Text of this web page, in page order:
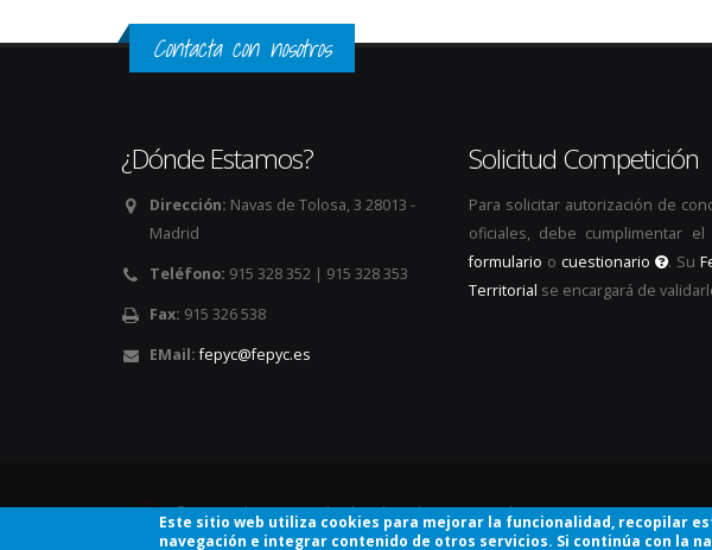
Contacta con nosotros
¿Dónde Estamos?
Dirección: Navas de Tolosa, 3 28013 -
Madrid
Teléfono: 915 328 352 | 915 328 353
Fax: 915 326 538
EMail: fepyc@fepyc.es
Solicitud Competición
Para solicitar autorización de
oficiales, debe cumplimentar el
formulario o cuestionario . Su
Territorial se encargará de
© Copyright 2026. Todos los derechos reservados.
Este sitio web utiliza cookies para mejorar la funcionalidad, recopilar
navegación e integrar contenido de otros servicios. Si continúa con la